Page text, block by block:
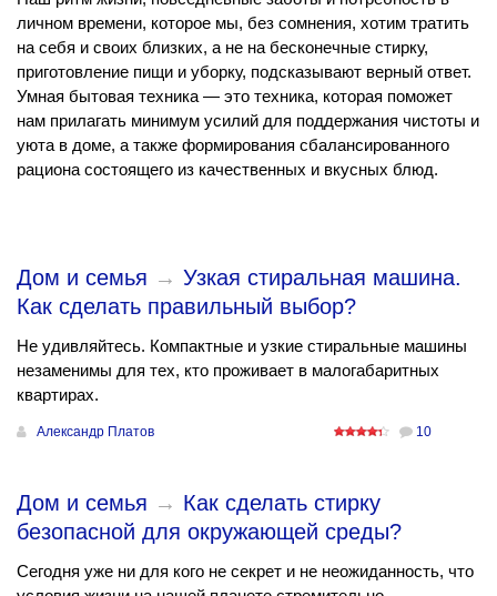
личном времени, которое мы, без сомнения, хотим тратить
на себя и своих близких, а не на бесконечные стирку,
приготовление пищи и уборку, подсказывают верный ответ.
Умная бытовая техника — это техника, которая поможет
нам прилагать минимум усилий для поддержания чистоты и
уюта в доме, а также формирования сбалансированного
рациона состоящего из качественных и вкусных блюд.
Дом и семья → Узкая стиральная машина.
Как сделать правильный выбор?
Не удивляйтесь. Компактные и узкие стиральные машины
незаменимы для тех, кто проживает в малогабаритных
квартирах.
Александр Платов 10
Дом и семья → Как сделать стирку
безопасной для окружающей среды?
Сегодня уже ни для кого не секрет и не неожиданность, что